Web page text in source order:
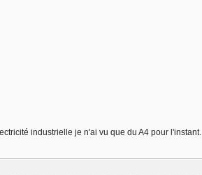
industrielle je n'ai vu que du A4 pour l'instant.